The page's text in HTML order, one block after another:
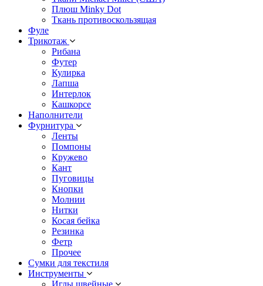
Плюш Minky Dot
Ткань противоскользящая
Фуле
Трикотаж
Рибана
Футер
Кулирка
Лапша
Интерлок
Кашкорсе
Наполнители
Фурнитура
Ленты
Помпоны
Кружево
Кант
Пуговицы
Кнопки
Молнии
Нитки
Косая бейка
Резинка
Фетр
Прочее
Сумки для текстиля
Инструменты
Иглы швейные